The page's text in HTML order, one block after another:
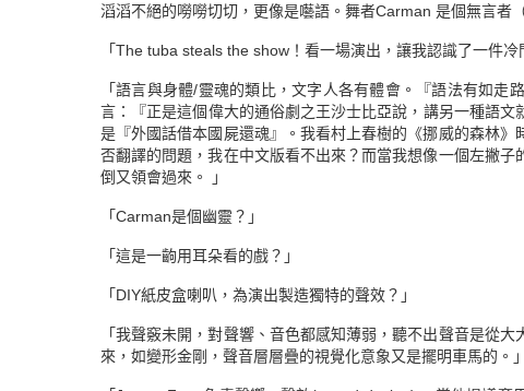
滔滔不絕的嘮嘮切切，更像是囈語。舞者Carman 是個無言者
「The tuba steals the show！看一場演出，讓我認識了一件冷
「語言與身體/靈魂的類比，文字人各有體會。『語法有如
言：『正是這個偉大的通俗劇之王沙士比亞說，講另一種語文
是『外國話借本國屍還魂』。我看村上春樹的《挪威的森林
否翻譯的問題，我在中文版看不出來？而當我想像一個左撇
倒又領會過來。 」
「Carman是個幽靈？」
「這是一齣用耳朵看的戲？」
「DIY紙皮盒喇叭，為演出製造獨特的聲效？」
「我聲竅未開，對聲響、音色都感知薄弱，聽不出聲音是從
來，如變形金剛，聲音層層疊的視覺化意象又是擺明車馬的。」